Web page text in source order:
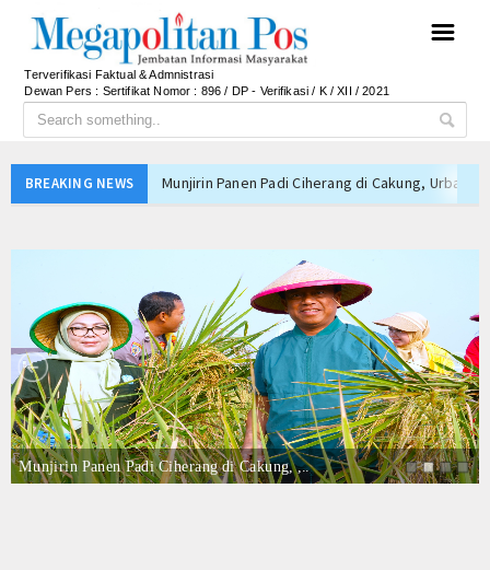
☰
Terverifikasi Faktual & Admnistrasi
Dewan Pers : Sertifikat Nomor : 896 / DP - Verifikasi / K / XII / 2021
BREAKING NEWS
Munjirin Panen Padi Ciherang di Cakung, Urban
PWI dan AFPI Perkuat Literasi Keuangan,
Nurhadi Anggota Komisi IX DPR RI Getol Kritisi
Persib Gagal Juara, Ateng Sutisna Ajak
Bupati Majalengka Ajak Ribuan Bobotoh Doakan
Ateng Sutisna Satukan Ribuan Bobotoh, Nobar
SIAL Food & Drinks Indonesia 2026 Perkuat
Kapolres Majalengka Ajak Bobotoh Junjung
Munjirin Panen Padi Ciherang di Cakung, Urban
Munjirin Panen Padi Ciherang di Cakung, ,..